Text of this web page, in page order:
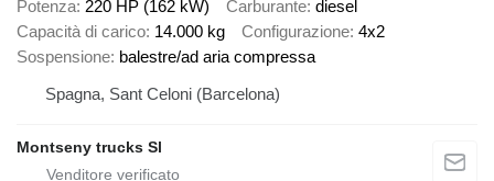
Potenza 220 HP (162 kW) Carburante diesel
Capacità di carico 14.000 kg Configurazione 4x2
Sospensione balestre/ad aria compressa
Spagna, Sant Celoni (Barcelona)
Montseny trucks Sl